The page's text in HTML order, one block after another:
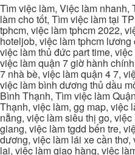
Tìm việc làm, Việc làm nhanh,
làm cho tốt, Tìm việc làm tại
tphcm, việc làm tphcm 2022,
hoteljob, việc làm tphcm
việc làm thủ đức part time,
việc làm quận 7 giờ hành
7 nhà bè, việc làm quận 4 7,
việc làm bình dương thủ dầu
Bình Thạnh, Tìm việc làm
Thạnh, việc làm, gg map, việc
nẵng, việc làm siêu thị go,
giang, việc làm tgdd bến tre,
dương, việc làm lái xe cần
lai, việc làm giao hàng, việc